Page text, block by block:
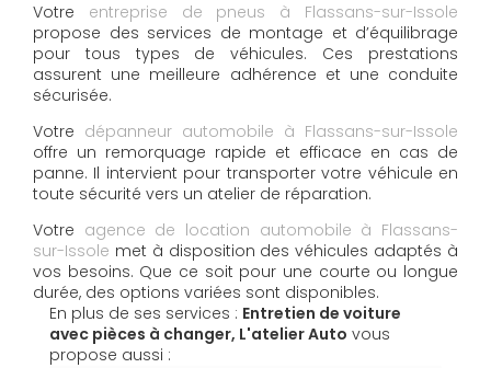
Votre entreprise de pneus à Flassans-sur-Issole
propose des services de montage et d’équilibrage
pour tous types de véhicules. Ces prestations
assurent une meilleure adhérence et une conduite
sécurisée.
Votre dépanneur automobile à Flassans-sur-Issole
offre un remorquage rapide et efficace en cas de
panne. Il intervient pour transporter votre véhicule en
toute sécurité vers un atelier de réparation.
Votre agence de location automobile à Flassans-
sur-Issole met à disposition des véhicules adaptés à
vos besoins. Que ce soit pour une courte ou longue
durée, des options variées sont disponibles.
En plus de ses services : Entretien de voiture
avec pièces à changer, L'atelier Auto vous
propose aussi :